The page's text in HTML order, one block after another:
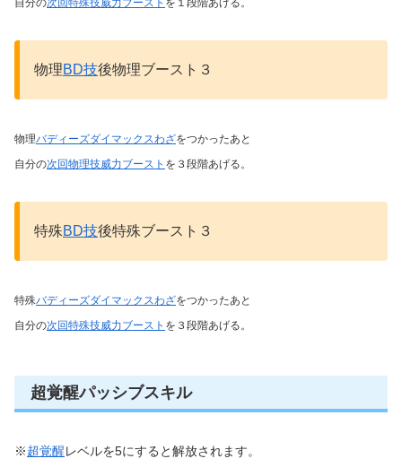
自分の次回特殊技威力ブースト を１段階あげる。
物理BD技後物理ブースト３
物理バディーズダイマックスわざをつかったあと
自分の次回物理技威力ブースト を３段階あげる。
特殊BD技後特殊ブースト３
特殊バディーズダイマックスわざをつかったあと
自分の次回特殊技威力ブースト を３段階あげる。
超覚醒パッシブスキル
※超覚醒レベルを5にすると解放されます。